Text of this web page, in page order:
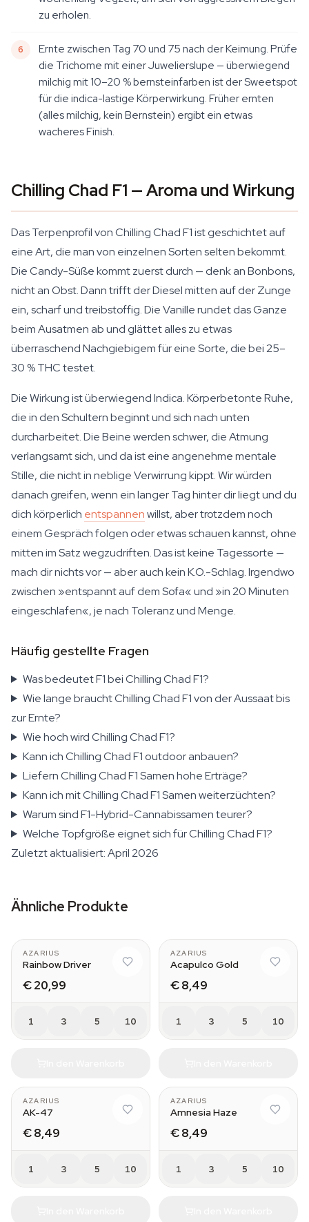
zu erholen.
Ernte zwischen Tag 70 und 75 nach der Keimung. Prüfe
die Trichome mit einer Juwelierslupe — überwiegend
milchig mit 10–20 % bernsteinfarben ist der Sweetspot
für die indica-lastige Körperwirkung. Früher ernten
(alles milchig, kein Bernstein) ergibt ein etwas
wacheres Finish.
Chilling Chad F1 — Aroma und Wirkung
Das Terpenprofil von Chilling Chad F1 ist geschichtet auf
eine Art, die man von einzelnen Sorten selten bekommt.
Die Candy-Süße kommt zuerst durch — denk an Bonbons,
nicht an Obst. Dann trifft der Diesel mitten auf der Zunge
ein, scharf und treibstoffig. Die Vanille rundet das Ganze
beim Ausatmen ab und glättet alles zu etwas
überraschend Nachgiebigem für eine Sorte, die bei 25–
30 % THC testet.
Die Wirkung ist überwiegend Indica. Körperbetonte Ruhe,
die in den Schultern beginnt und sich nach unten
durcharbeitet. Die Beine werden schwer, die Atmung
verlangsamt sich, und da ist eine angenehme mentale
Stille, die nicht in neblige Verwirrung kippt. Wir würden
danach greifen, wenn ein langer Tag hinter dir liegt und du
dich körperlich entspannenwillst, aber trotzdem noch
einem Gespräch folgen oder etwas schauen kannst, ohne
mitten im Satz wegzudriften. Das ist keine Tagessorte —
mach dir nichts vor — aber auch kein K.O.-Schlag. Irgendwo
zwischen »entspannt auf dem Sofa« und »in 20 Minuten
eingeschlafen«, je nach Toleranz und Menge.
Häufig gestellte Fragen
Was bedeutet F1 bei Chilling Chad F1?
Wie lange braucht Chilling Chad F1 von der Aussaat bis
zur Ernte?
Wie hoch wird Chilling Chad F1?
Kann ich Chilling Chad F1 outdoor anbauen?
Liefern Chilling Chad F1 Samen hohe Erträge?
Kann ich mit Chilling Chad F1 Samen weiterzüchten?
Warum sind F1-Hybrid-Cannabissamen teurer?
Welche Topfgröße eignet sich für Chilling Chad F1?
Zuletzt aktualisiert: April 2026
Ähnliche Produkte
AZARIUS
Rainbow Driver
€ 20,99
1 3 5 10
AZARIUS
Acapulco Gold
€ 8,49
1 3 5 10
AZARIUS
AK-47
€ 8,49
1 3 5 10
AZARIUS
Amnesia Haze
€ 8,49
1 3 5 10